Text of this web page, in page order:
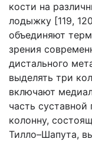
кости на
лодыжку [119,
объединяют
зрения
дистального
выделять три
включают
часть
колонну,
Тилло–Шапута,